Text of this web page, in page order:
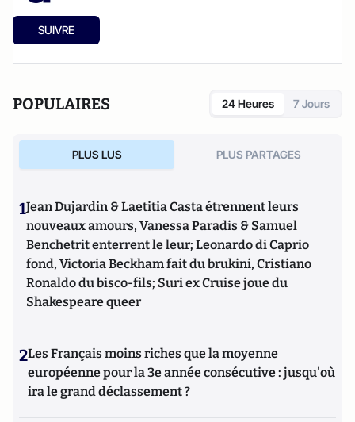
SUIVRE
POPULAIRES 24 Heures 7 Jours
PLUS LUS PLUS PARTAGES
1Jean Dujardin & Laetitia Casta étrennent leurs
nouveaux amours, Vanessa Paradis & Samuel
Benchetrit enterrent le leur; Leonardo di Caprio
fond, Victoria Beckham fait du brukini, Cristiano
Ronaldo du bisco-fils; Suri ex Cruise joue du
Shakespeare queer
2Les Français moins riches que la moyenne
européenne pour la 3e année consécutive : jusqu'où
ira le grand déclassement ?